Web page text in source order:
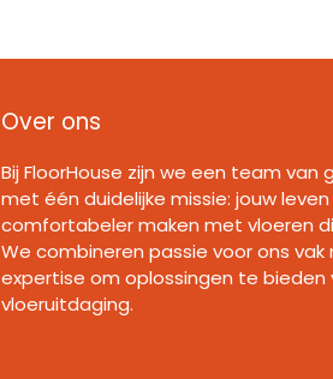
Over ons
Bij FloorHouse zijn we een team van
met één duidelijke missie: jouw
comfortabeler maken met vloeren
We combineren passie voor ons
expertise om oplossingen te bieden
vloeruitdaging.